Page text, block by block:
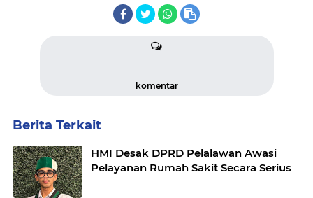
komentar
Berita Terkait
HMI Desak DPRD Pelalawan Awasi
Pelayanan Rumah Sakit Secara Serius